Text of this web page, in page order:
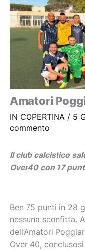
Amatori
IN COPERTINA / 5
commento
Il club calcistico
Over40 con 17
Ben 75 punti in 28
nessuna sconfitta.
dell’Amatori
Over 40,